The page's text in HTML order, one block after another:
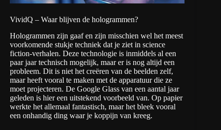
VividQ – Waar blijven de hologrammen?
Hologrammen zijn gaaf en zijn misschien wel het meest
voorkomende stukje techniek dat je ziet in science
fiction-verhalen. Deze technologie is inmiddels al een
paar jaar technisch mogelijk, maar er is nog altijd een
probleem. Dit is niet het creëren van de beelden zelf,
maar heeft vooral te maken met de apparatuur die ze
moet projecteren. De Google Glass van een aantal jaar
geleden is hier een uitstekend voorbeeld van. Op papier
werkte het allemaal fantastisch, maar het bleek vooral
een onhandig ding waar je koppijn van kreeg.